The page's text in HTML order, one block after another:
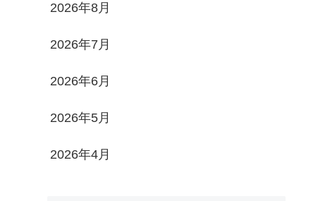
2026年8月
2026年7月
2026年6月
2026年5月
2026年4月